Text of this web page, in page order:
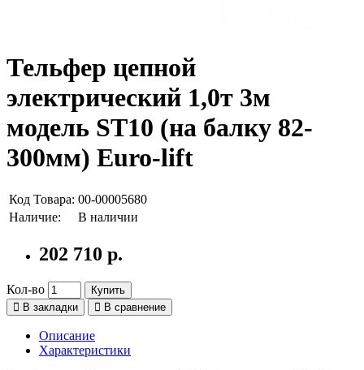
Тельфер цепной
электрический 1,0т 3м
модель ST10 (на балку 82-
300мм) Euro-lift
Код Товара: 00-00005680
Наличие:
В наличии
202 710 р.
Кол-во
Купить
В закладки
В сравнение
Описание
Характеристики